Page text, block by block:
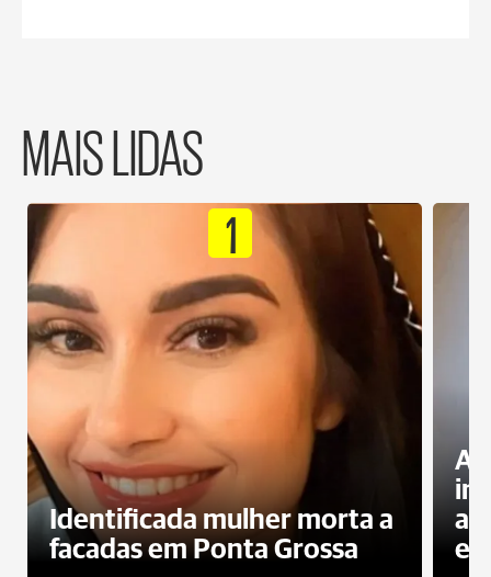
MAIS LIDAS
1
Identificada mulher morta a
facadas em Ponta Grossa